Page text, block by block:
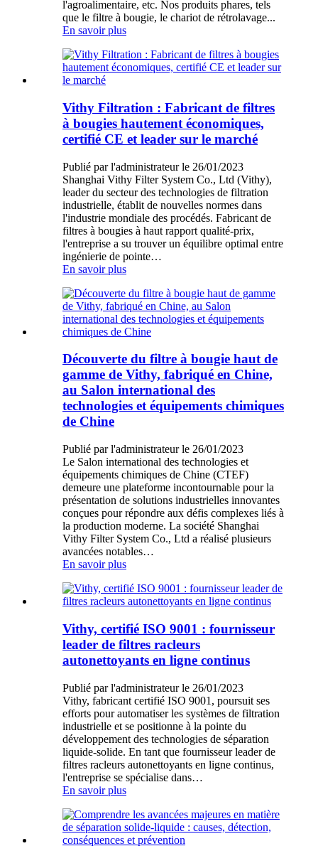
l'agroalimentaire, etc. Nos produits phares, tels
que le filtre à bougie, le chariot de rétrolavage...
En savoir plus
Vithy Filtration : Fabricant de filtres
à bougies hautement économiques,
certifié CE et leader sur le marché
Publié par l'administrateur le 26/01/2023
Shanghai Vithy Filter System Co., Ltd (Vithy),
leader du secteur des technologies de filtration
industrielle, établit de nouvelles normes dans
l'industrie mondiale des procédés. Fabricant de
filtres à bougies à haut rapport qualité-prix,
l'entreprise a su trouver un équilibre optimal entre
ingénierie de pointe…
En savoir plus
Découverte du filtre à bougie haut de
gamme de Vithy, fabriqué en Chine,
au Salon international des
technologies et équipements chimiques
de Chine
Publié par l'administrateur le 26/01/2023
Le Salon international des technologies et
équipements chimiques de Chine (CTEF)
demeure une plateforme incontournable pour la
présentation de solutions industrielles innovantes
conçues pour répondre aux défis complexes liés à
la production moderne. La société Shanghai
Vithy Filter System Co., Ltd a réalisé plusieurs
avancées notables…
En savoir plus
Vithy, certifié ISO 9001 : fournisseur
leader de filtres racleurs
autonettoyants en ligne continus
Publié par l'administrateur le 26/01/2023
Vithy, fabricant certifié ISO 9001, poursuit ses
efforts pour automatiser les systèmes de filtration
industrielle et se positionne à la pointe du
développement des technologies de séparation
liquide-solide. En tant que fournisseur leader de
filtres racleurs autonettoyants en ligne continus,
l'entreprise se spécialise dans…
En savoir plus